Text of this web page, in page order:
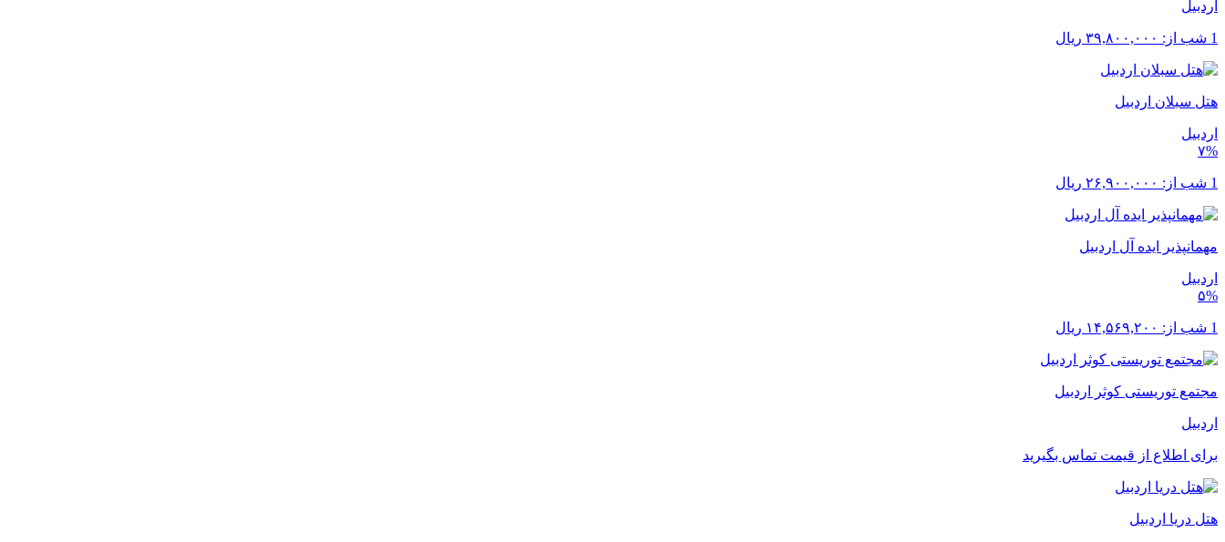
اردبیل
1 شب از: ۳۹,۸۰۰,۰۰۰ ریال
هتل سبلان اردبیل
اردبیل
۷%
1 شب از: ۲۶,۹۰۰,۰۰۰ ریال
مهمانپذیر ایده آل اردبیل
اردبیل
۵%
1 شب از: ۱۴,۵۶۹,۲۰۰ ریال
مجتمع توریستی کوثر اردبیل
اردبیل
برای اطلاع از قیمت تماس بگیرید
هتل دریا اردبیل